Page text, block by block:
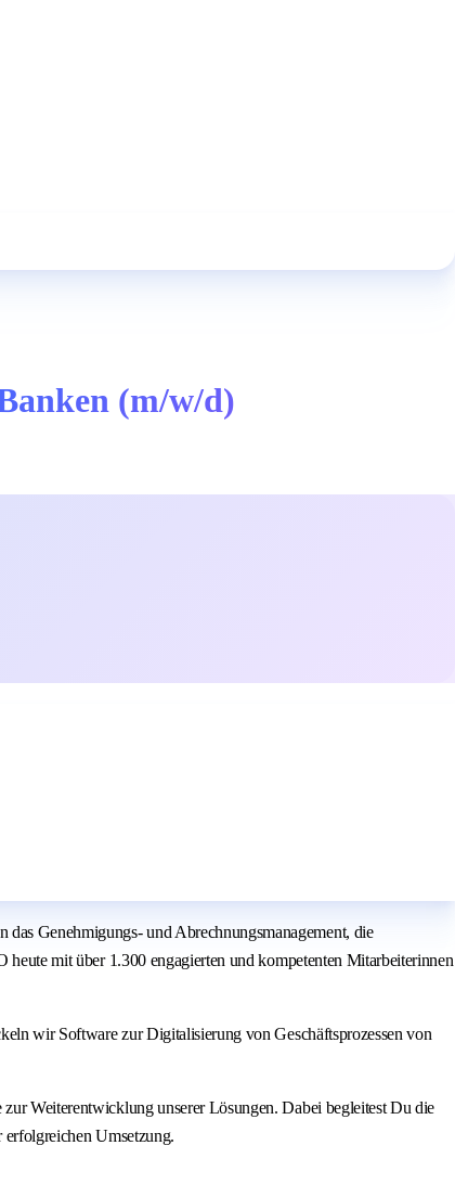
(m/w/d)
Genehmigungs- und Abrechnungsmanagement, die
mit über 1.300 engagierten und kompetenten Mitarbeiterinnen
wir Software zur Digitalisierung von Geschäftsprozessen von
Weiterentwicklung unserer Lösungen. Dabei begleitest Du die
Umsetzung.